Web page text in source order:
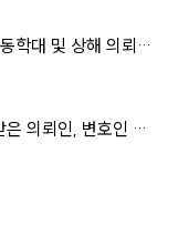
제주변호사 방어사례 | 제주변호사, 친딸 아동학대 및 상해 의뢰인 징역형 방어
의정부법률상담 | 학교폭력 가해자로 징계받은 의뢰인, 변호인 도움으로 징계 취소